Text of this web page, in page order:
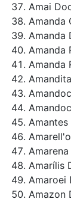
Amai
Amanda
Amanda
Amanda
Amanda
Amarílis
Amaroei
Amazon